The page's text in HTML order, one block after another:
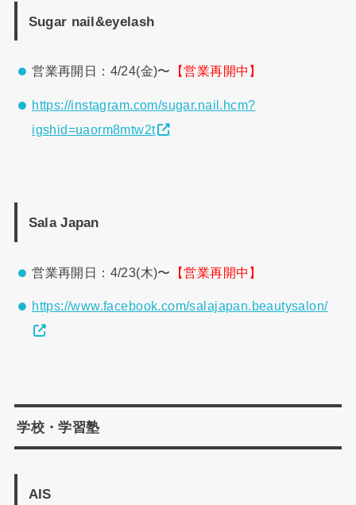
Sugar nail&eyelash
営業再開日：4/24(金)〜 【営業再開中】
https://instagram.com/sugar.nail.hcm?
igshid=uaorm8mtw2t
Sala Japan
営業再開日：4/23(木)〜 【営業再開中】
https://www.facebook.com/salajapan.beautysalon/
学校・学習塾
AIS